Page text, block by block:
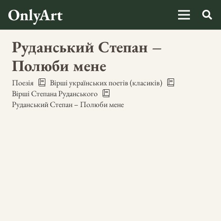
OnlyArt
Руданський Степан –
Полюби мене
Поезія
Вірші українських поетів (класиків)
Вірші Степана Руданського
Руданський Степан – Полюби мене